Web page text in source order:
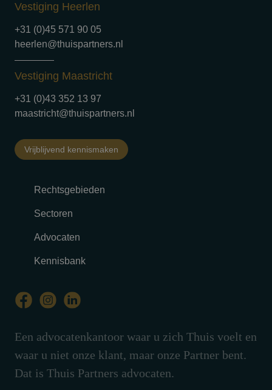
Vestiging Heerlen
+31 (0)45 571 90 05
heerlen@thuispartners.nl
Vestiging Maastricht
+31 (0)43 352 13 97
maastricht@thuispartners.nl
Vrijblijvend kennismaken
Rechtsgebieden
Sectoren
Advocaten
Kennisbank
Een advocatenkantoor waar u zich Thuis voelt en
waar u niet onze klant, maar onze Partner bent.
Dat is Thuis Partners advocaten.